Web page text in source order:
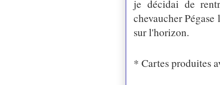
je décidai de
chevaucher
sur l'horizon.
* Cartes produites